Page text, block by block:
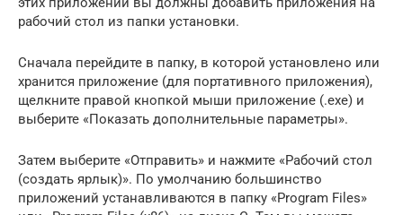
рабочий стол из папки установки.
Сначала перейдите в папку, в которой установлено или
хранится приложение (для портативного приложения),
щелкните правой кнопкой мыши приложение (.exe) и
выберите «Показать дополнительные параметры».
Затем выберите «Отправить» и нажмите «Рабочий стол
(создать ярлык)». По умолчанию большинство
приложений устанавливаются в папку «Program Files»